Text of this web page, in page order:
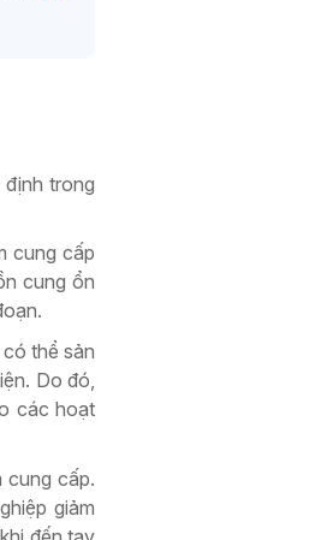
trong
cung cấp
cung ổn
thể sản
Do đó,
các hoạt
cung cấp.
giảm